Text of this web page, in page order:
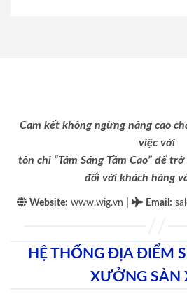
Cam kết không ngừng nâng cao
việc với
tôn chỉ “Tâm Sáng Tầm Cao” để
đối với khách hàng
Website: www.wig.vn Email :
HỆ THỐNG ĐỊA ĐIỂM
XƯỞNG SẢN